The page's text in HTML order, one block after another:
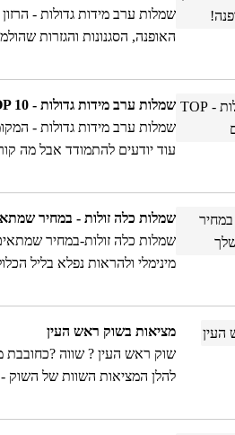
שמלות ערב מידות גדולות -
האופנה, הסגנונות והגזרות
שמלות ערב מידות גדולות - TOP 10 בארץ ובעולם
שמלות ערב מידות גדולות -
עוד יודעים להתמודד אבל מה
שמלות כלה זולות - במחיר
מינימלי ולהראות נפלא בליל
מציאות בשוק ראש העין
שוק ראש העין ? שווה ?כחובבת
להלן המציאות השוות של השוק